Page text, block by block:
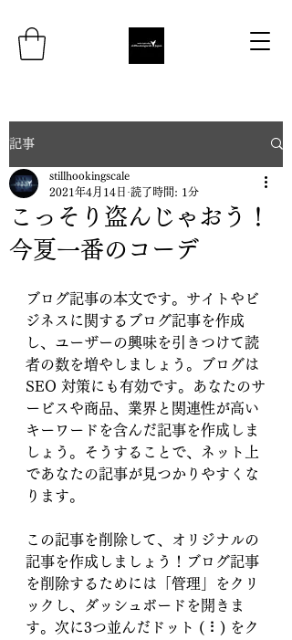
記事
こっそり盗んじゃおう！
今夏一番のコーデ
stillhookingscale
2021年4月14日 読了時間: 1分
ブログ記事の本文です。サイトやビ
ジネスに関するブログ記事を作成
し、ユーザーの興味を引きつけて読
者の数を増やしましょう。ブログは
SEO 対策にも有効です。あなたのサ
ービスや商品、業界と関連性が高い
キーワードを含んだ記事を作成しま
しょう。そうすることで、ネット上
であなたの記事が見つかりやすくな
ります。
この記事を削除して、オリジナルの
記事を作成しましょう！ブログ記事
を削除するためには「管理」をクリ
ックし、ダッシュボードを開きま
す。次に3つ並んだドット ( ⠇) をク